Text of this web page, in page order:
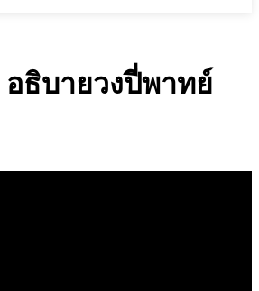
ธิบายวงปี่พาทย์